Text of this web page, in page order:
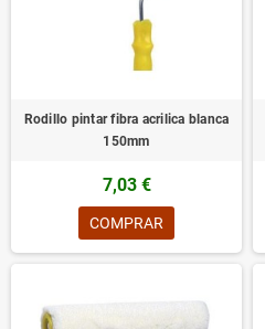
Rodillo pintar fibra acrilica blanca
150mm
7,03 €
COMPRAR